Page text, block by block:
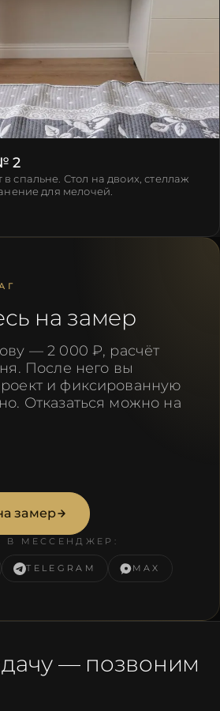
2
спальне. Стол на двоих, стеллаж
для мелочей.
на замер
— 2 000 ₽, расчёт
После него вы
и фиксированную
Отказаться можно на
замер
В МЕССЕНДЖЕР:
TELEGRAM MAX
— позвоним